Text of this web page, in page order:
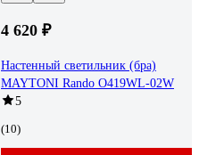
4 620 ₽
Настенный светильник (бра)
MAYTONI Rando O419WL-02W
5
(10)